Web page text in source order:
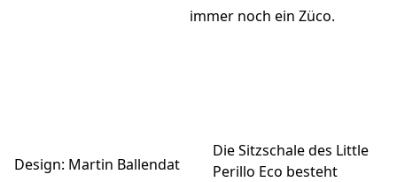
immer noch ein Züco.
Design: Martin Ballendat
Die Sitzschale des Little
Perillo Eco besteht